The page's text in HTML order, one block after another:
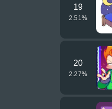
19
2.51 %
20
2.27%